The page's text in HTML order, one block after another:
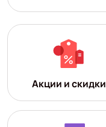
Акции и скидки